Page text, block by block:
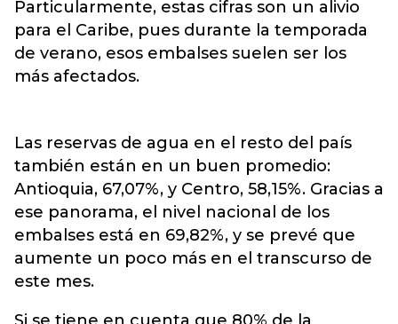
Particularmente, estas cifras son un alivio
para el Caribe, pues durante la temporada
de verano, esos embalses suelen ser los
más afectados.
Las reservas de agua en el resto del país
también están en un buen promedio:
Antioquia, 67,07%, y Centro, 58,15%. Gracias a
ese panorama, el nivel nacional de los
embalses está en 69,82%, y se prevé que
aumente un poco más en el transcurso de
este mes.